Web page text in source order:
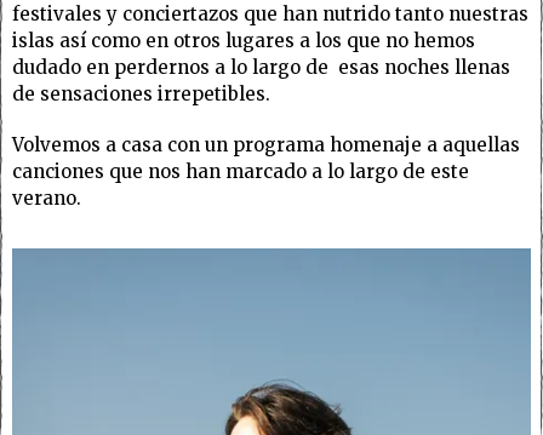
festivales y conciertazos que han nutrido tanto nuestras
islas así como en otros lugares a los que no hemos
dudado en perdernos a lo largo de esas noches llenas
de sensaciones irrepetibles.
Volvemos a casa con un programa homenaje a aquellas
canciones que nos han marcado a lo largo de este
verano.